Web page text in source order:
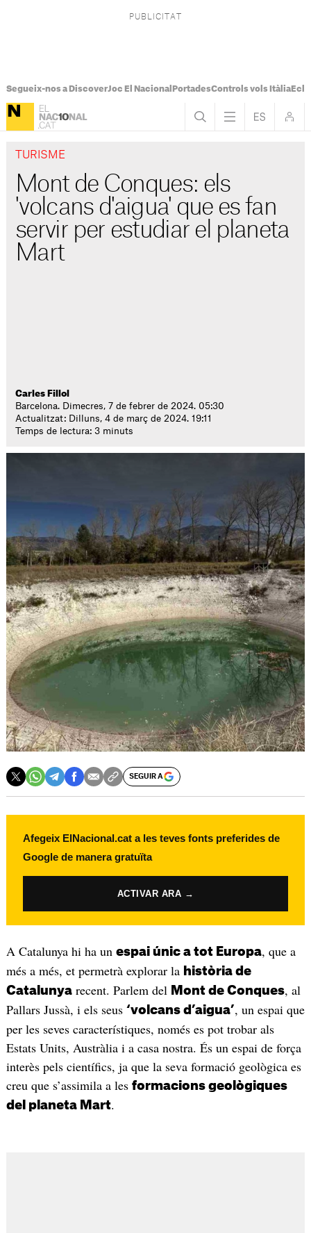
Segueix-nos a DiscoverJoc El Nacional PortadesControls vols Itàlia
TURISME
Mont de Conques: els
'volcans d'aigua' que es fan
servir per estudiar el planeta
Mart
Carles Fillol
Barcelona. Dimecres, 7 de febrer de 2024. 05:30
Actualitzat: Dilluns, 4 de març de 2024. 19:11
Temps de lectura: 3 minuts
SEGUIR A
Afegeix ElNacional.cat a les teves fonts preferides de
Google de manera gratuïta
ACTIVAR ARA →
A Catalunya hi ha un espai únic a tot Europa, que a
més a més, et permetrà explorar la història de
Catalunyarecent. Parlem del Mont de Conques, al
Pallars Jussà, i els seus ‘volcans d’aigua’, un espai que
per les seves característiques, només es pot trobar als
Estats Units, Austràlia i a casa nostra. És un espai de força
interès pels científics, ja que la seva formació geològica es
creu que s’assimila a les formacions geològiques
del planeta Mart.